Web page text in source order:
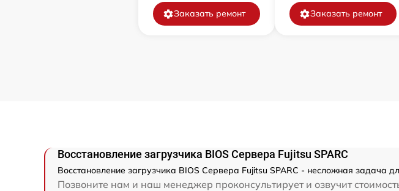
Заказать ремонт Заказать ремонт
Восстановление загрузчика BIOS Сервера Fujitsu SPARC
Восстановление загрузчика BIOS Сервера Fujitsu SPARC - несложная задача
Позвоните нам и наш менеджер проконсультирует и озвучит